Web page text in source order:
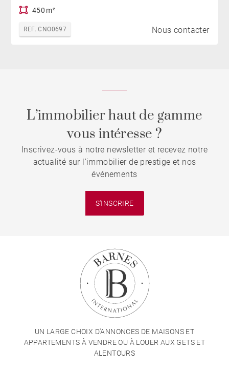
450 m²
REF. CNO0697 Nous contacter
L’immobilier haut de gamme
vous intéresse ?
Inscrivez-vous à notre newsletter et recevez notre
actualité sur l'immobilier de prestige et nos
événements
S'INSCRIRE
UN LARGE CHOIX D'ANNONCES DE MAISONS ET
APPARTEMENTS À VENDRE OU À LOUER AUX GETS ET
ALENTOURS